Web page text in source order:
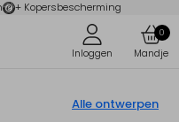
+ Kopersbescherming
0
Alle ontwerpen